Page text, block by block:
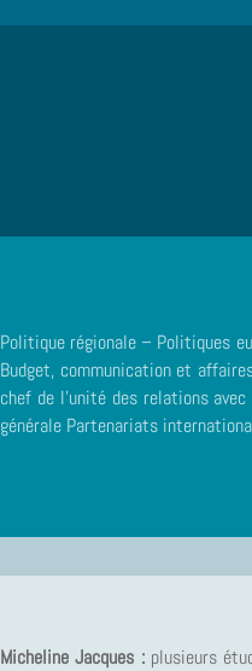
Politique régionale – Politiques
Budget, communication et
chef de l’unité des relations
générale Partenariats
Micheline Jacques :plusieurs